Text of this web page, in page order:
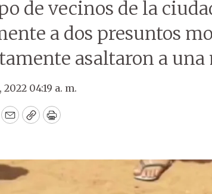
de vecinos de la
a dos presuntos
asaltaron a una
04:19 a. m.
EmailCopyPrint